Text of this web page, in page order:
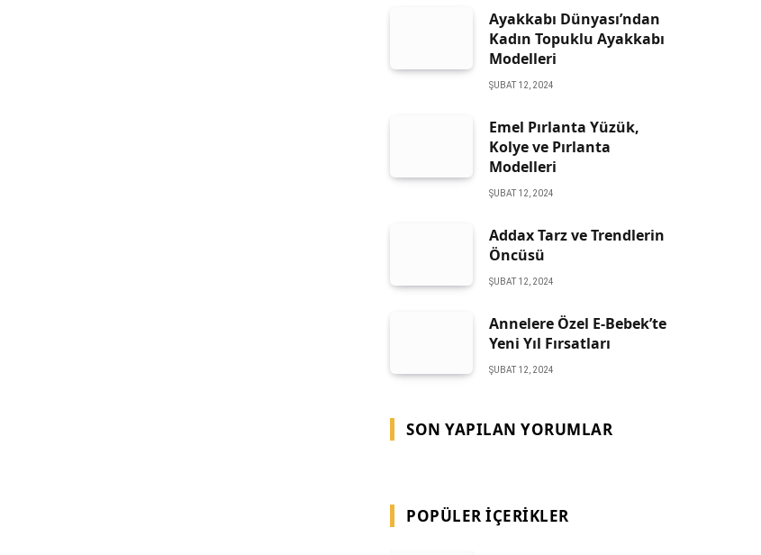
Ayakkabı Dünyası’ndan
Kadın Topuklu Ayakkabı
Modelleri
ŞUBAT 12, 2024
Emel Pırlanta Yüzük,
Kolye ve Pırlanta
Modelleri
ŞUBAT 12, 2024
Addax Tarz ve Trendlerin
Öncüsü
ŞUBAT 12, 2024
Annelere Özel E-Bebek’te
Yeni Yıl Fırsatları
ŞUBAT 12, 2024
SON YAPILAN YORUMLAR
POPÜLER İÇERIKLER